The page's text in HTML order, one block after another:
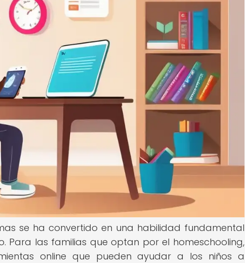
se ha convertido en una habilidad fundamental
Para las familias que optan por el homeschooling,
online que pueden ayudar a los niños a